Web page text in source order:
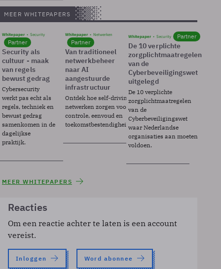
MEER WHITEPAPERS
Whitepaper Security
Partner
Security als
cultuur - maak
van regels
bewust gedrag
Cybersecurity
werkt pas echt als
regels, techniek en
bewust gedrag
samenkomen in de
dagelijkse
praktijk.
Whitepaper Netwerken
Partner
Van traditioneel
netwerkbeheer
naar AI
aangestuurde
infrastructuur
Ontdek hoe self-driving
netwerken zorgen voor
controle, eenvoud en
toekomstbestendigheid.
Whitepaper Security Partner
De 10 verplichte
zorgplichtmaatregelen
van de
Cyberbeveiligingswet
uitgelegd
De 10 verplichte
zorgplichtmaatregelen
van de
Cyberbeveiligingswet
waar Nederlandse
organisaties aan moeten
voldoen.
MEER WHITEPAPERS
Reacties
Om een reactie achter te laten is een account
vereist.
Inloggen Word abonnee